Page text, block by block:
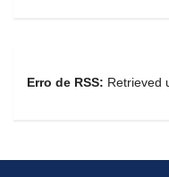
Erro de RSS: Retrieved